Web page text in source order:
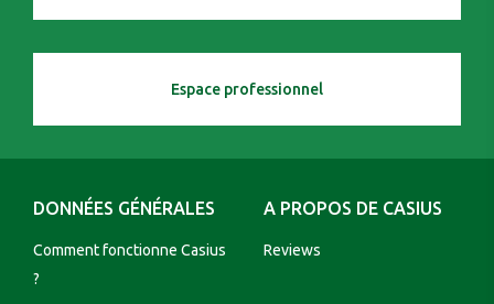
Espace professionnel
DONNÉES GÉNÉRALES
Comment fonctionne Casius
?
A PROPOS DE CASIUS
Reviews